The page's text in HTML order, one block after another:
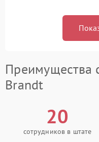
Преимущества
Brandt
20
сотрудников в штате